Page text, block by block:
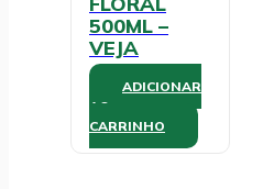
500ML –
VEJA
ADICIONAR
AO
CARRINHO